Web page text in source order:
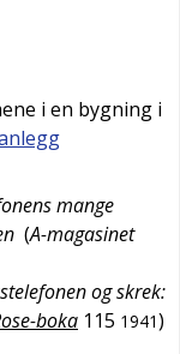
i en bygning i
mange
(A-magasinet
og skrek:
boka 115 1941)